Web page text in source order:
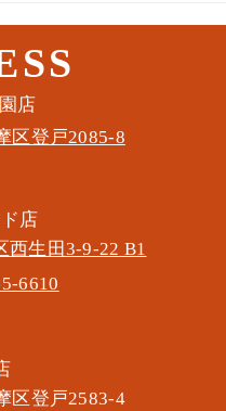
店
区​登戸2085-8
店
西生田3-9-22 B1
6610
区​登戸2583-4